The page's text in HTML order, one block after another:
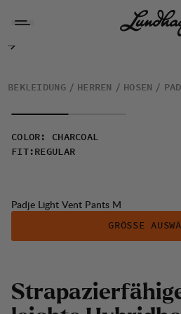
Padje Light Vent Pants M
BEKLEIDUNG HERREN HOSEN
COLOR : CHARCOAL
FIT: REGULAR
Padje Light Vent Pants M
GRÖSSE
Strapazierfähig